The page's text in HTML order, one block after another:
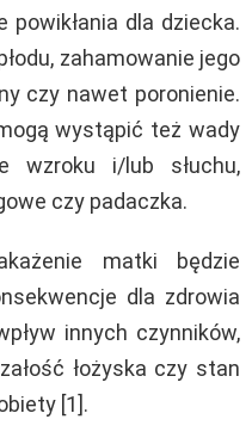
dla dziecka.
zahamowanie jego
czy nawet poronienie.
wystąpić też wady
wzroku i/lub słuchu,
czy padaczka.
matki będzie
dla zdrowia
innych czynników,
łożyska czy stan
[1].